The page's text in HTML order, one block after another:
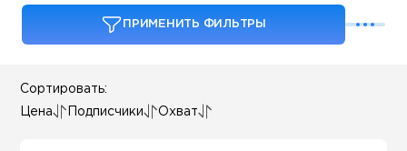
ПРИМЕНИТЬ ФИЛЬТРЫ
Сортировать:
Цена Подписчики Охват